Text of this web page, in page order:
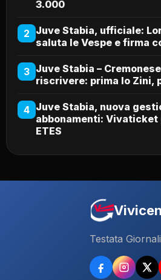
3.000
2 Juve Stabia, ufficiale:
saluta le Vespe e firma
3 Juve Stabia –
riscrivere: prima lo Zini,
4 Juve Stabia, nuova
abbonamenti: Vivaticket
ETES
Testata